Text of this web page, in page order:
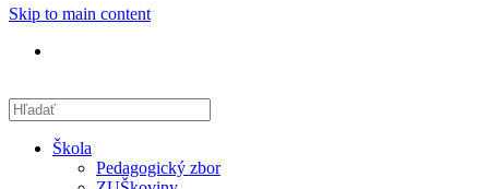
Skip to main content
Škola
Pedagogický zbor